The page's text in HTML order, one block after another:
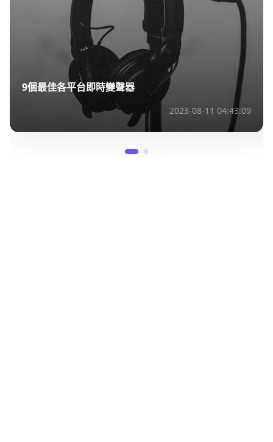
9個最佳各平台即時變聲器
2023-08-11 04:43:09